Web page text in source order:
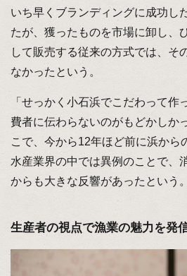
いち早くブランディングに成功し
たが、獲ったものを市場に卸し、
して販売する従来の方式では、そ
なかったという。
「せっかく小石浜でこだわって作
費者に伝わらないのがもどかしか
こで、今から12年ほど前に浜から
水産業界の中では異例のことで、
からも大きな反響があったという。
生産者の視点で漁業の魅力を発